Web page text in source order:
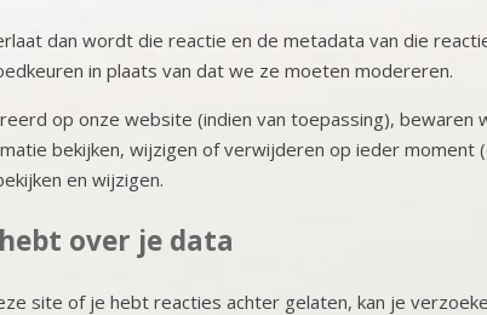
dan wordt die reactie en de metadata van die
in plaats van dat we ze moeten modereren.
op onze website (indien van toepassing), bewaren
bekijken, wijzigen of verwijderen op ieder
en wijzigen.
over je data
site of je hebt reacties achter gelaten, kan je